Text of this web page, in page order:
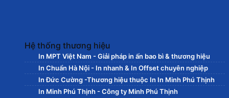
Hệ thống thương hiệu
In MPT Việt Nam - Giải pháp in ấn bao bì & thương hiệu
In Chuẩn Hà Nội - In nhanh & In Offset chuyên nghiệp
In Đức Cường -Thương hiệu thuộc In In Minh Phú Thịnh
In Minh Phú Thịnh - Công ty Minh Phú Thịnh